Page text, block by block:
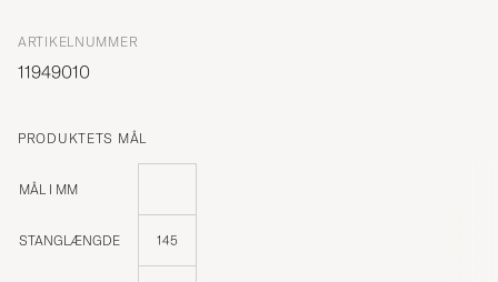
ARTIKELNUMMER
11949010
PRODUKTETS MÅL
MÅL I MM
STANGLÆNGDE 145